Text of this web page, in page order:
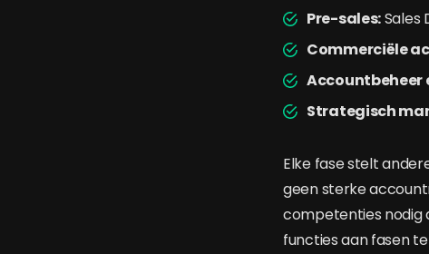
Pre-sales:Sales
Commerciële
Accountbeheer
Strategisch
Elke fase stelt
geen sterke
competenties nodig
functies aan fasen